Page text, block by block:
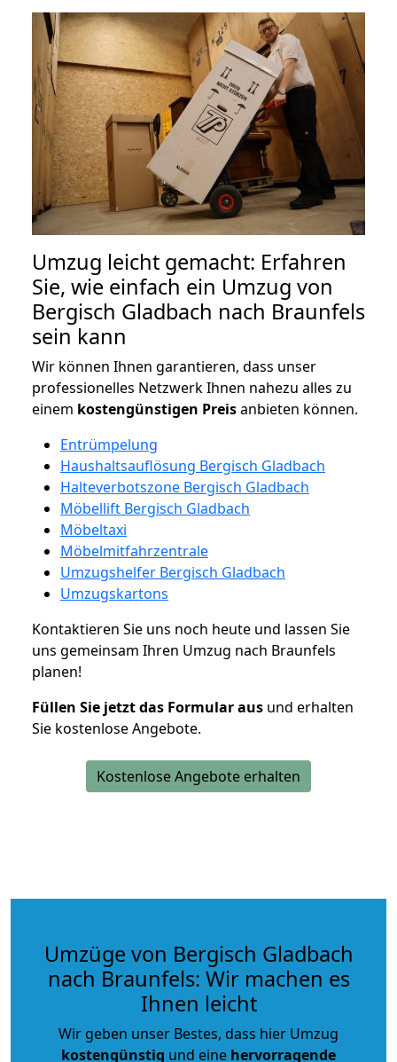
Umzug leicht gemacht: Erfahren
Sie, wie einfach ein Umzug von
Bergisch Gladbach nach Braunfels
sein kann
Wir können Ihnen garantieren, dass unser
professionelles Netzwerk Ihnen nahezu alles zu
einem kostengünstigen Preisanbieten können.
Entrümpelung
Haushaltsauflösung Bergisch Gladbach
Halteverbotszone Bergisch Gladbach
Möbellift Bergisch Gladbach
Möbeltaxi
Möbelmitfahrzentrale
Umzugshelfer Bergisch Gladbach
Umzugskartons
Kontaktieren Sie uns noch heute und lassen Sie
uns gemeinsam Ihren Umzug nach Braunfels
planen!
Füllen Sie jetzt das Formular aus und erhalten
Sie kostenlose Angebote.
Kostenlose Angebote erhalten
Umzüge von Bergisch Gladbach
nach Braunfels: Wir machen es
Ihnen leicht
Wir geben unser Bestes, dass hier Umzug
kostengünstig und eine hervorragende